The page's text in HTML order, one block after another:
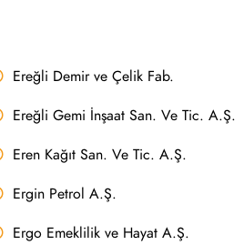
Ereğli Demir ve Çelik Fab.
Ereğli Gemi İnşaat San. Ve Tic. A.Ş.
Eren Kağıt San. Ve Tic. A.Ş.
Ergin Petrol A.Ş.
Ergo Emeklilik ve Hayat A.Ş.